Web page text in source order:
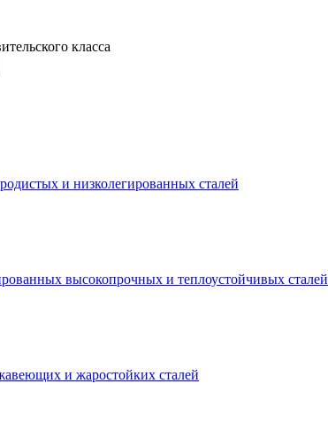
класса
и низколегированных сталей
высокопрочных и теплоустойчивых сталей
и жаростойких сталей